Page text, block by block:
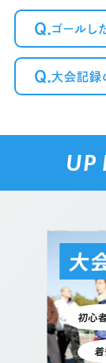
Q.ゴールし
Q.大会記録
UP